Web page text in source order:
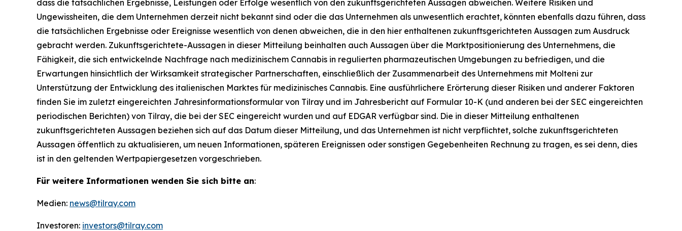
dass die tatsächlichen Ergebnisse, Leistungen oder Erfolge wesentlich von den zukunftsgerichteten Aussagen abweichen. Weitere Risiken und
Ungewissheiten, die dem Unternehmen derzeit nicht bekannt sind oder die das Unternehmen als unwesentlich erachtet, könnten ebenfalls dazu führen, dass
die tatsächlichen Ergebnisse oder Ereignisse wesentlich von denen abweichen, die in den hier enthaltenen zukunftsgerichteten Aussagen zum Ausdruck
gebracht werden. Zukunftsgerichtete-Aussagen in dieser Mitteilung beinhalten auch Aussagen über die Marktpositionierung des Unternehmens, die
Fähigkeit, die sich entwickelnde Nachfrage nach medizinischem Cannabis in regulierten pharmazeutischen Umgebungen zu befriedigen, und die
Erwartungen hinsichtlich der Wirksamkeit strategischer Partnerschaften, einschließlich der Zusammenarbeit des Unternehmens mit Molteni zur
Unterstützung der Entwicklung des italienischen Marktes für medizinisches Cannabis. Eine ausführlichere Erörterung dieser Risiken und anderer Faktoren
finden Sie im zuletzt eingereichten Jahresinformationsformular von Tilray und im Jahresbericht auf Formular 10-K (und anderen bei der SEC eingereichten
periodischen Berichten) von Tilray, die bei der SEC eingereicht wurden und auf EDGAR verfügbar sind. Die in dieser Mitteilung enthaltenen
zukunftsgerichteten Aussagen beziehen sich auf das Datum dieser Mitteilung, und das Unternehmen ist nicht verpflichtet, solche zukunftsgerichteten
Aussagen öffentlich zu aktualisieren, um neuen Informationen, späteren Ereignissen oder sonstigen Gegebenheiten Rechnung zu tragen, es sei denn, dies
ist in den geltenden Wertpapiergesetzen vorgeschrieben.
Für weitere Informationen wenden Sie sich bitte an:
Medien: news@tilray.com
Investoren: investors@tilray.com